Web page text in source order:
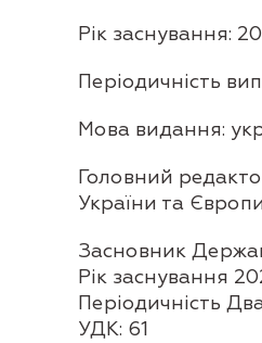
Рік заснування:
Періодичність
Мова видання:
Головний
України та
Засновник
Рік заснування
Періодичність
УДК: 61